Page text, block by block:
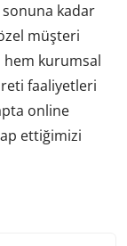
kadar
müşteri
kurumsal
faaliyetleri
online
ettiğimizi